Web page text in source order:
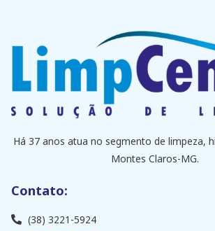
Há 37 anos atua no segmento de limpeza,
Montes Claros-MG.
Contato:
(38) 3221-5924